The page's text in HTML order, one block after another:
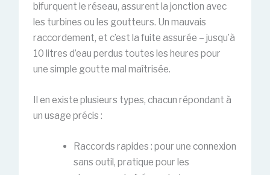
bifurquent le réseau, assurent la jonction avec
les turbines ou les goutteurs. Un mauvais
raccordement, et c’est la fuite assurée – jusqu’à
10 litres d’eau perdus toutes les heures pour
une simple goutte mal maîtrisée.
Il en existe plusieurs types, chacun répondant à
un usage précis :
Raccords rapides : pour une connexion
sans outil, pratique pour les